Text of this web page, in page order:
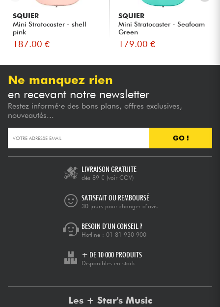
SQUIER
Mini Stratocaster - shell
pink
187.00 €
SQUIER
Mini Stratocaster - Seafoam
Green
179.00 €
Ne manquez rien
en recevant notre newsletter
Restez informé·e des bons plans, offres exclusives,
nouveautés...
GO !
LIVRAISON GRATUITE
dès 89 € (voir CGV)
SATISFAIT OU REMBOURSÉ
30 jours pour changer d’avis
BESOIN D’UN CONSEIL ?
Hotline : 01 81 930 900
+ DE 10 000 PRODUITS
Disponibles en stock
Les + Star's Music